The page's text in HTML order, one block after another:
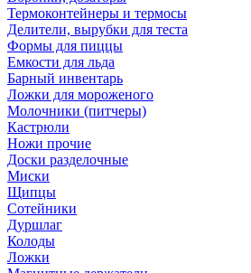
Термоконтейнеры и термосы
Делители, вырубки для теста
Формы для пиццы
Емкости для льда
Барный инвентарь
Ложки для мороженого
Молочники (питчеры)
Кастрюли
Ножи прочие
Доски разделочные
Миски
Щипцы
Сотейники
Дуршлаг
Колоды
Ложки